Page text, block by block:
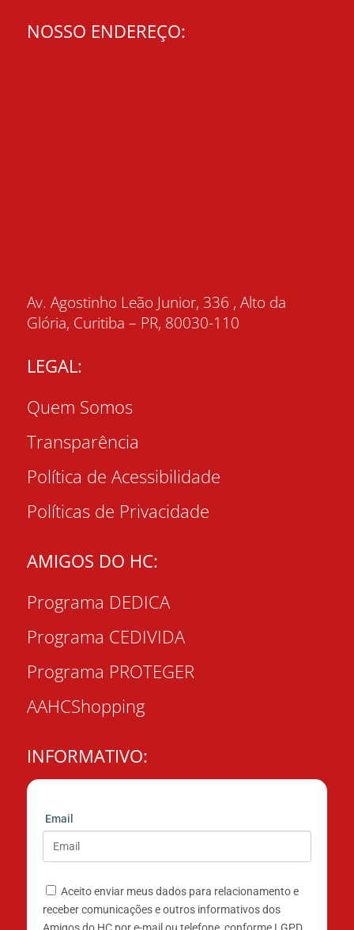
NOSSO ENDEREÇO:
Av. Agostinho Leão Junior, 336 , Alto da
Glória, Curitiba – PR, 80030-110
LEGAL:
Quem Somos
Transparência
Política de Acessibilidade
Políticas de Privacidade
AMIGOS DO HC:
Programa DEDICA
Programa CEDIVIDA
Programa PROTEGER
AAHCShopping
INFORMATIVO:
Email
Aceito enviar meus dados para relacionamento e
receber comunicações e outros informativos dos